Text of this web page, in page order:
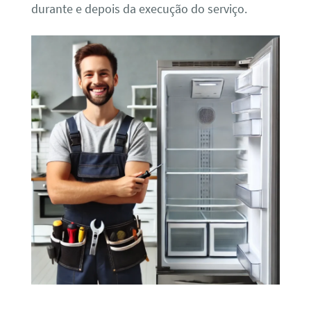
durante e depois da execução do serviço.